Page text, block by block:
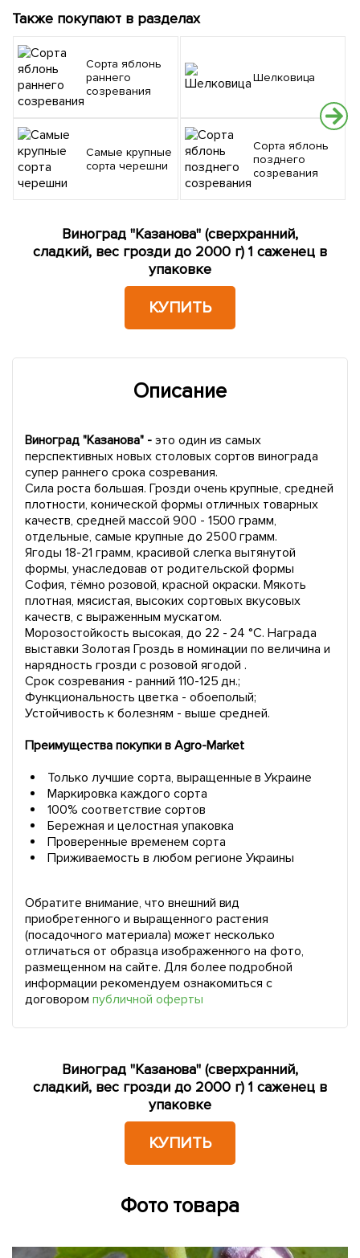
Также покупают в разделах
Сорта яблонь
раннего
созревания
Самые крупные
сорта черешни
Шелковица
Сорта яблонь
позднего
созревания
Виноград "Казанова" (сверхранний,
сладкий, вес грозди до 2000 г) 1 саженец в
упаковке
КУПИТЬ
Описание
Виноград "Казанова" -это один из самых
перспективных новых столовых сортов винограда
супер раннего срока созревания.
Сила роста большая. Грозди очень крупные, средней
плотности, конической формы отличных товарных
качеств, средней массой 900 - 1500 грамм,
отдельные, самые крупные до 2500 грамм.
Ягоды 18-21 грамм, красивой слегка вытянутой
формы, унаследовав от родительской формы
София, тёмно розовой, красной окраски. Мякоть
плотная, мясистая, высоких сортовых вкусовых
качеств, с выраженным мускатом.
Морозостойкость высокая, до 22 - 24 °C. Награда
выставки Золотая Гроздь в номинации по величина и
нарядность грозди с розовой ягодой .
Срок созревания - ранний 110-125 дн.;
Функциональность цветка - обоеполый;
Устойчивость к болезням - выше средней.
Преимущества покупки в Agro-Market
Только лучшие сорта, выращенные в Украине
Маркировка каждого сорта
100% соответствие сортов
Бережная и целостная упаковка
Проверенные временем сорта
Приживаемость в любом регионе Украины
Обратите внимание, что внешний вид
приобретенного и выращенного растения
(посадочного материала) может несколько
отличаться от образца изображенного на фото,
размещенном на сайте. Для более подробной
информации рекомендуем ознакомиться с
договором публичной оферты
Виноград "Казанова" (сверхранний,
сладкий, вес грозди до 2000 г) 1 саженец в
упаковке
КУПИТЬ
Фото товара